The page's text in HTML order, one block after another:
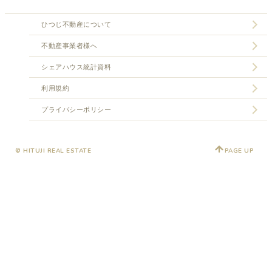
ひつじ不動産について
不動産事業者様へ
シェアハウス統計資料
利用規約
プライバシーポリシー
© HITUJI REAL ESTATE PAGE UP